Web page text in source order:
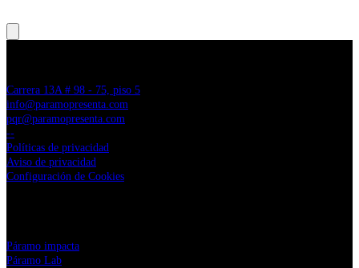
Carrera 13A # 98 - 75, piso 5
info@paramopresenta.com
pqr@paramopresenta.com
--
Políticas de privacidad
Aviso de privacidad
Configuración de Cookies
⁠Páramo impacta
Páramo Lab